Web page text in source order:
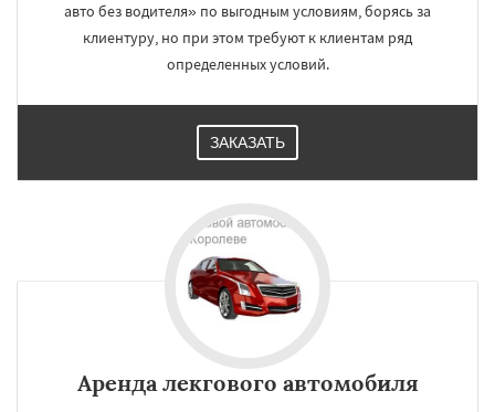
авто без водителя» по выгодным условиям, борясь за
клиентуру, но при этом требуют к клиентам ряд
определенных условий.
ЗАКАЗАТЬ
Аренда лекгового автомобиля